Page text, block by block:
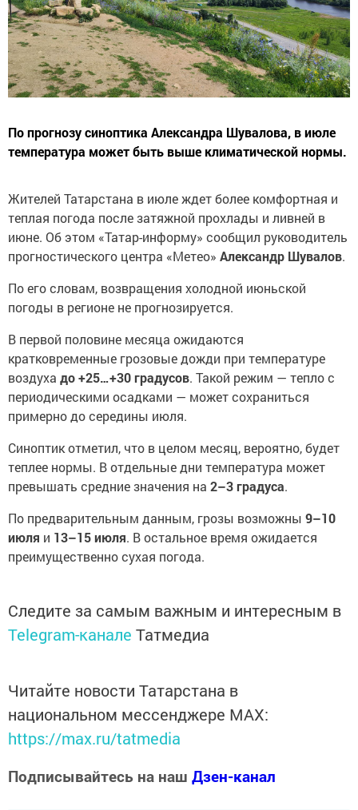
По прогнозу синоптика Александра Шувалова, в июле
температура может быть выше климатической нормы.
Жителей Татарстана в июле ждет более комфортная и
теплая погода после затяжной прохлады и ливней в
июне. Об этом «Татар-информу» сообщил руководитель
прогностического центра «Метео» Александр Шувалов.
По его словам, возвращения холодной июньской
погоды в регионе не прогнозируется.
В первой половине месяца ожидаются
кратковременные грозовые дожди при температуре
воздуха до +25…+30 градусов. Такой режим — тепло с
периодическими осадками — может сохраниться
примерно до середины июля.
Синоптик отметил, что в целом месяц, вероятно, будет
теплее нормы. В отдельные дни температура может
превышать средние значения на 2–3 градуса.
По предварительным данным, грозы возможны 9–10
июля и 13–15 июля. В остальное время ожидается
преимущественно сухая погода.
Следите за самым важным и интересным в
Telegram-канале Татмедиа
Читайте новости Татарстана в
национальном мессенджере MАХ:
https://max.ru/tatmedia
Подписывайтесь на наш Дзен-канал